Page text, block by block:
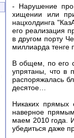
- Нарушение
хищении или
нацхолдинга
его реализация
в другом порту
миллиарда тенге
В общем, по его
упрятаны, что в
распоряжалась
десятое…
Никаких прямых
наверное
маем 2010 года.
убедиться даже